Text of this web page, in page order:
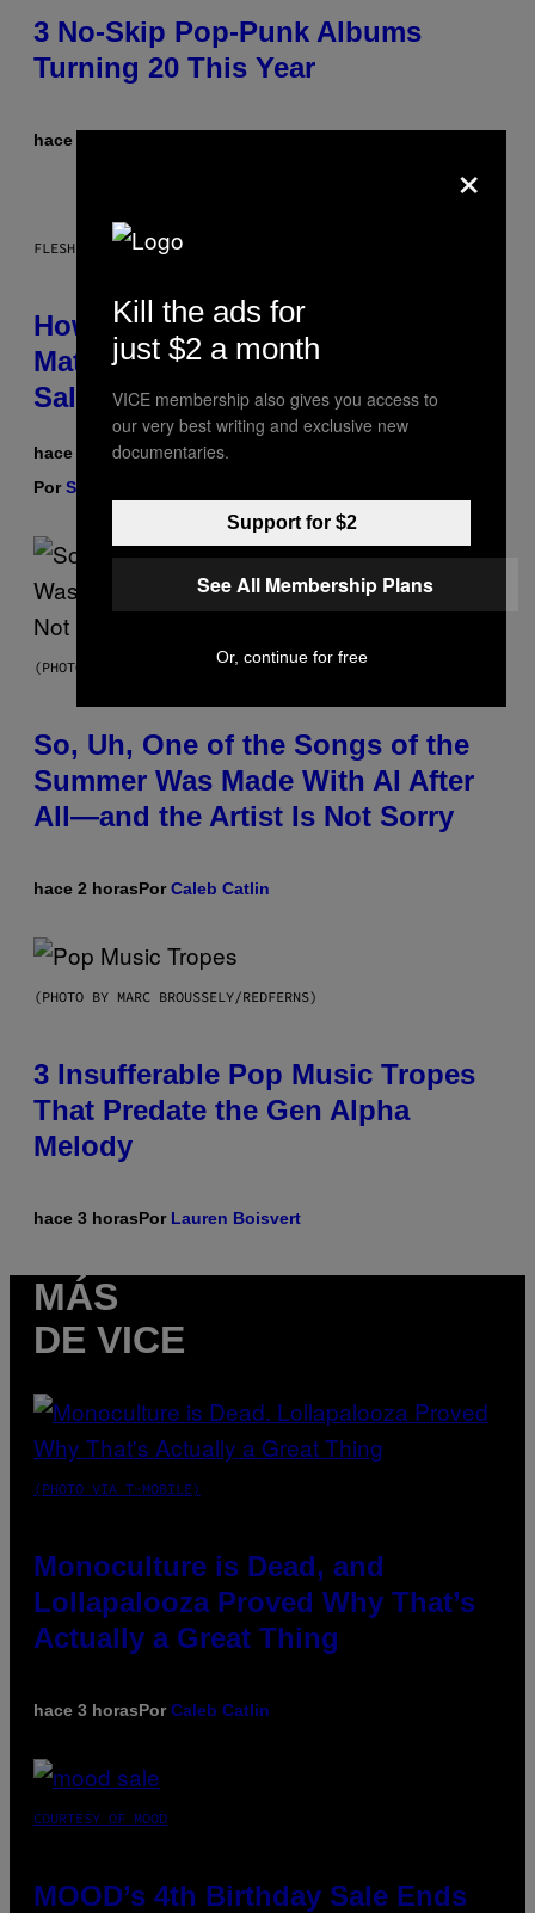
3 No-Skip Pop-Punk Albums
Turning 20 This Year
hace 1 hora
FLESHLIGHT
How To Stack Fleshlight’s Mix &
Match, Build Your Own Combo
Sales Up To 30%
hace 2 horas
PorSam Watanuki
(PHOTO BY TIM MOSENFELDER/GETTY IMAGES)
So, Uh, One of the Songs of the
Summer Was Made With AI After
All—and the Artist Is Not Sorry
hace 2 horasPorCaleb Catlin
(PHOTO BY MARC BROUSSELY/REDFERNS)
3 Insufferable Pop Music Tropes
That Predate the Gen Alpha
Melody
hace 3 horasPor Lauren Boisvert
MÁS
DE VICE
(PHOTO VIA T-MOBILE)
Monoculture is Dead, and
Lollapalooza Proved Why That’s
Actually a Great Thing
hace 3 horasPorCaleb Catlin
COURTESY OF MOOD
MOOD’s 4th Birthday Sale Ends
×
Kill the ads for
just $2 a month
VICE membership also gives you access to
our very best writing and exclusive new
documentaries.
Support for $2
See All Membership Plans
Or, continue for free